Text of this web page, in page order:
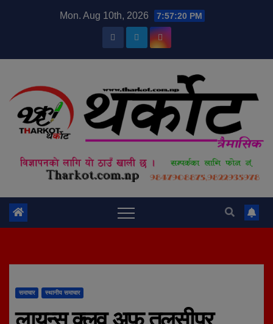
Mon. Aug 10th, 2026 7:57:21 PM
समाचार स्थानीय समाचार
modal-check